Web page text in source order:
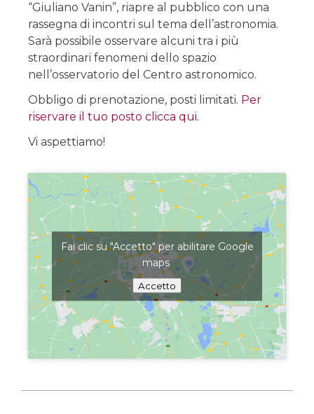
“Giuliano Vanin”, riapre al pubblico con una
rassegna di incontri sul tema dell’astronomia.
Sarà possibile osservare alcuni tra i più
straordinari fenomeni dello spazio
nell’osservatorio del Centro astronomico.
Obbligo di prenotazione, posti limitati. Per
riservare il tuo posto clicca qui.
Vi aspettiamo!
Fai clic su "Accetto" per abilitare Google
maps
Accetto